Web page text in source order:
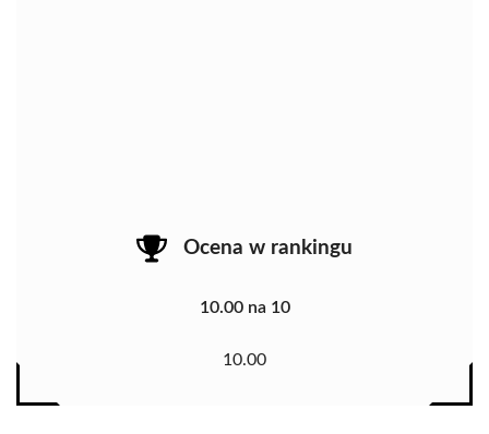
Ocena w rankingu
10.00 na 10
10.00